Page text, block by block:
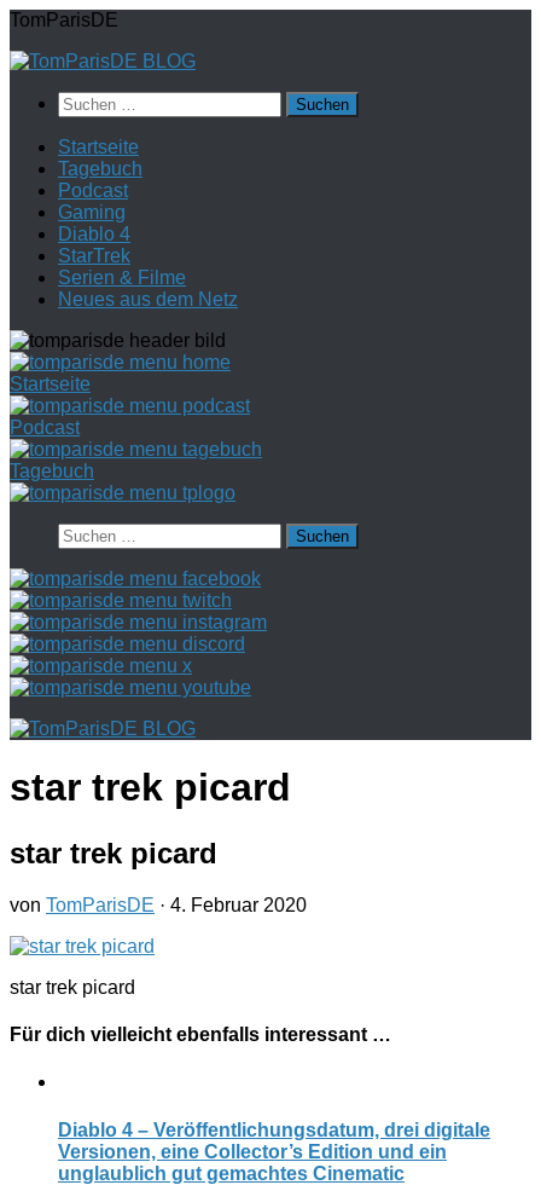
Zum
springen
TomParisDE
Suchen
nach:
Startseite
Tagebuch
Podcast
Gaming
Diablo 4
StarTrek
Serien & Filme
Neues aus dem Netz
Startseite
Podcast
Tagebuch
Suchen
nach:
star trek picard
star trek picard
von TomParisDE · 4. Februar 2020
star trek picard
Für dich vielleicht ebenfalls interessant …
Diablo 4 – Veröffentlichungsdatum, drei digitale
Versionen, eine Collector’s Edition und ein
unglaublich gut gemachtes Cinematic